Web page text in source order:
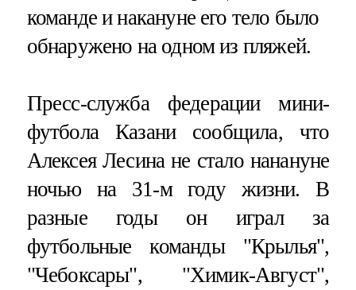
команде и накануне его тело было
обнаружено на одном из пляжей.
Пресс-служба федерации мини-
футбола Казани сообщила, что
Алексея Лесина не стало нанануне
ночью на 31-м году жизни. В
разные годы он играл за
футбольные команды "Крылья",
"Чебоксары", "Химик-Август",